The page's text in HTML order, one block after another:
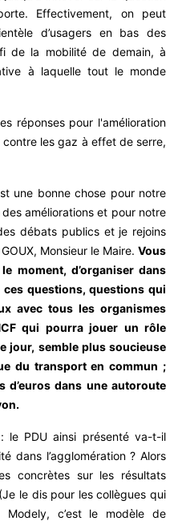
Effectivement, on peut
d’usagers en bas des
de la mobilité de demain, à
à laquelle tout le monde
réponses pour l'amélioration
les gaz à effet de serre,
une bonne chose pour notre
améliorations et pour notre
débats publics et je rejoins
Monsieur le Maire. Vous
moment, d’organiser dans
questions, questions qui
avec tous les organismes
qui pourra jouer un rôle
jour, semble plus soucieuse
du transport en commun ;
d’euros dans une autoroute
le PDU ainsi présenté va-t-il
dans l’agglomération ? Alors
concrètes sur les résultats
le dis pour les collègues qui
c’est le modèle de